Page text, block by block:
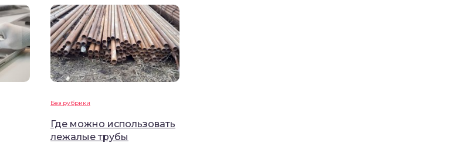
Без рубрики
Где можно использовать
лежалые трубы